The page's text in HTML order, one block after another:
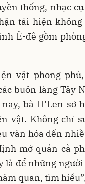
thống, nhạc
tái hiện
Ê-đê gồm
vật phong phú,
buôn làng Tây
bà H’Len sở
vật. Không chỉ
văn hóa đến
mở quán cà
là để những người
quan, tìm